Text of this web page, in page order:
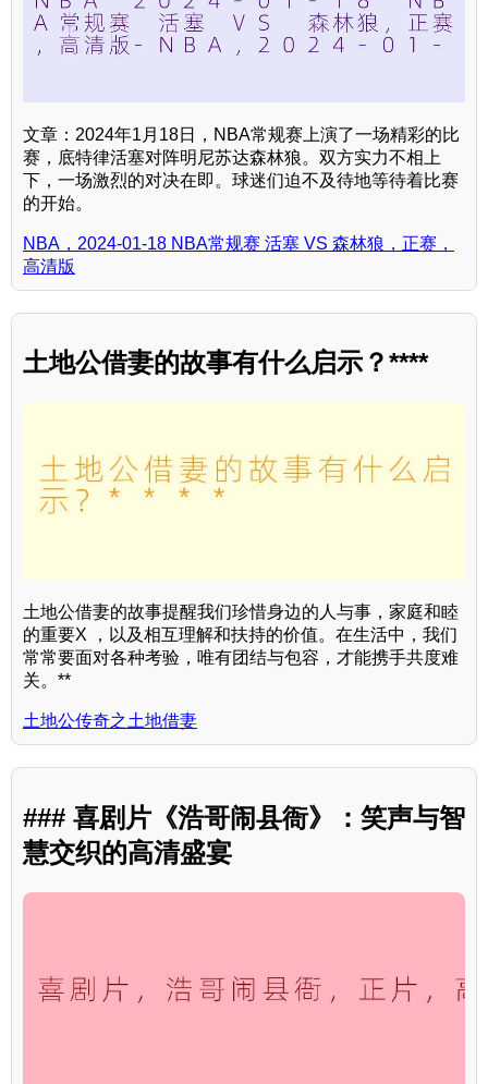
文章：2024年1月18日，NBA常规赛上演了一场精彩的比
赛，底特律活塞对阵明尼苏达森林狼。双方实力不相上
下，一场激烈的对决在即。球迷们迫不及待地等待着比赛
的开始。
NBA，2024-01-18 NBA常规赛 活塞 VS 森林狼，正赛，
高清版
土地公借妻的故事有什么启示？****
土地公借妻的故事提醒我们珍惜身边的人与事，家庭和睦
的重要X ，以及相互理解和扶持的价值。在生活中，我们
常常要面对各种考验，唯有团结与包容，才能携手共度难
关。**
土地公传奇之土地借妻
### 喜剧片《浩哥闹县衙》：笑声与智
慧交织的高清盛宴